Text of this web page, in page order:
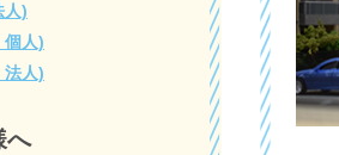
人)
個人)
法人)
へ